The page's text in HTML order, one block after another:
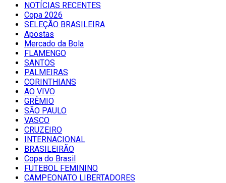
NOTÍCIAS RECENTES
Copa 2026
SELEÇÃO BRASILEIRA
Apostas
Mercado da Bola
FLAMENGO
SANTOS
PALMEIRAS
CORINTHIANS
AO VIVO
GRÊMIO
SĀO PAULO
VASCO
CRUZEIRO
INTERNACIONAL
BRASILEIRÃO
Copa do Brasil
FUTEBOL FEMININO
CAMPEONATO LIBERTADORES